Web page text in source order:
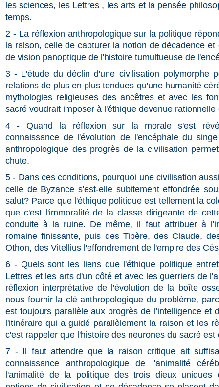
les sciences, les Lettres , les arts et la pensée
temps.
2 - La réflexion anthropologique sur la politique
la raison, celle de capturer la notion de décadence
de vision panoptique de l'histoire tumultueuse de
3 - L'étude du déclin d'une civilisation polymorphe
relations de plus en plus tendues qu'une humanité
mythologies religieuses des ancêtres et avec les
sacré voudrait imposer à l'éthique devenue rationnelle
4 - Quand la réflexion sur la morale s'est
connaissance de l'évolution de l'encéphale du
anthropologique des progrès de la civilisation
chute.
5 - Dans ces conditions, pourquoi une civilisation
celle de Byzance s'est-elle subitement effondrée
salut? Parce que l'éthique politique est tellement la
que c'est l'immoralité de la classe dirigeante de
conduite à la ruine. De même, il faut attribuer à
romaine finissante, puis des Tibère, des Claude,
Othon, des Vitellius l'effondrement de l'empire des
6 - Quels sont les liens que l'éthique politique
Lettres et les arts d'un côté et avec les guerriers de
réflexion interprétative de l'évolution de la boîte
nous fournir la clé anthropologique du problème,
est toujours parallèle aux progrès de l'intelligence et
l'itinéraire qui a guidé parallèlement la raison et les
c'est rappeler que l'histoire des neurones du sacré est
7 - Il faut attendre que la raison critique ait
connaissance anthropologique de l'animalité
l'animalité de la politique des trois dieux uniques